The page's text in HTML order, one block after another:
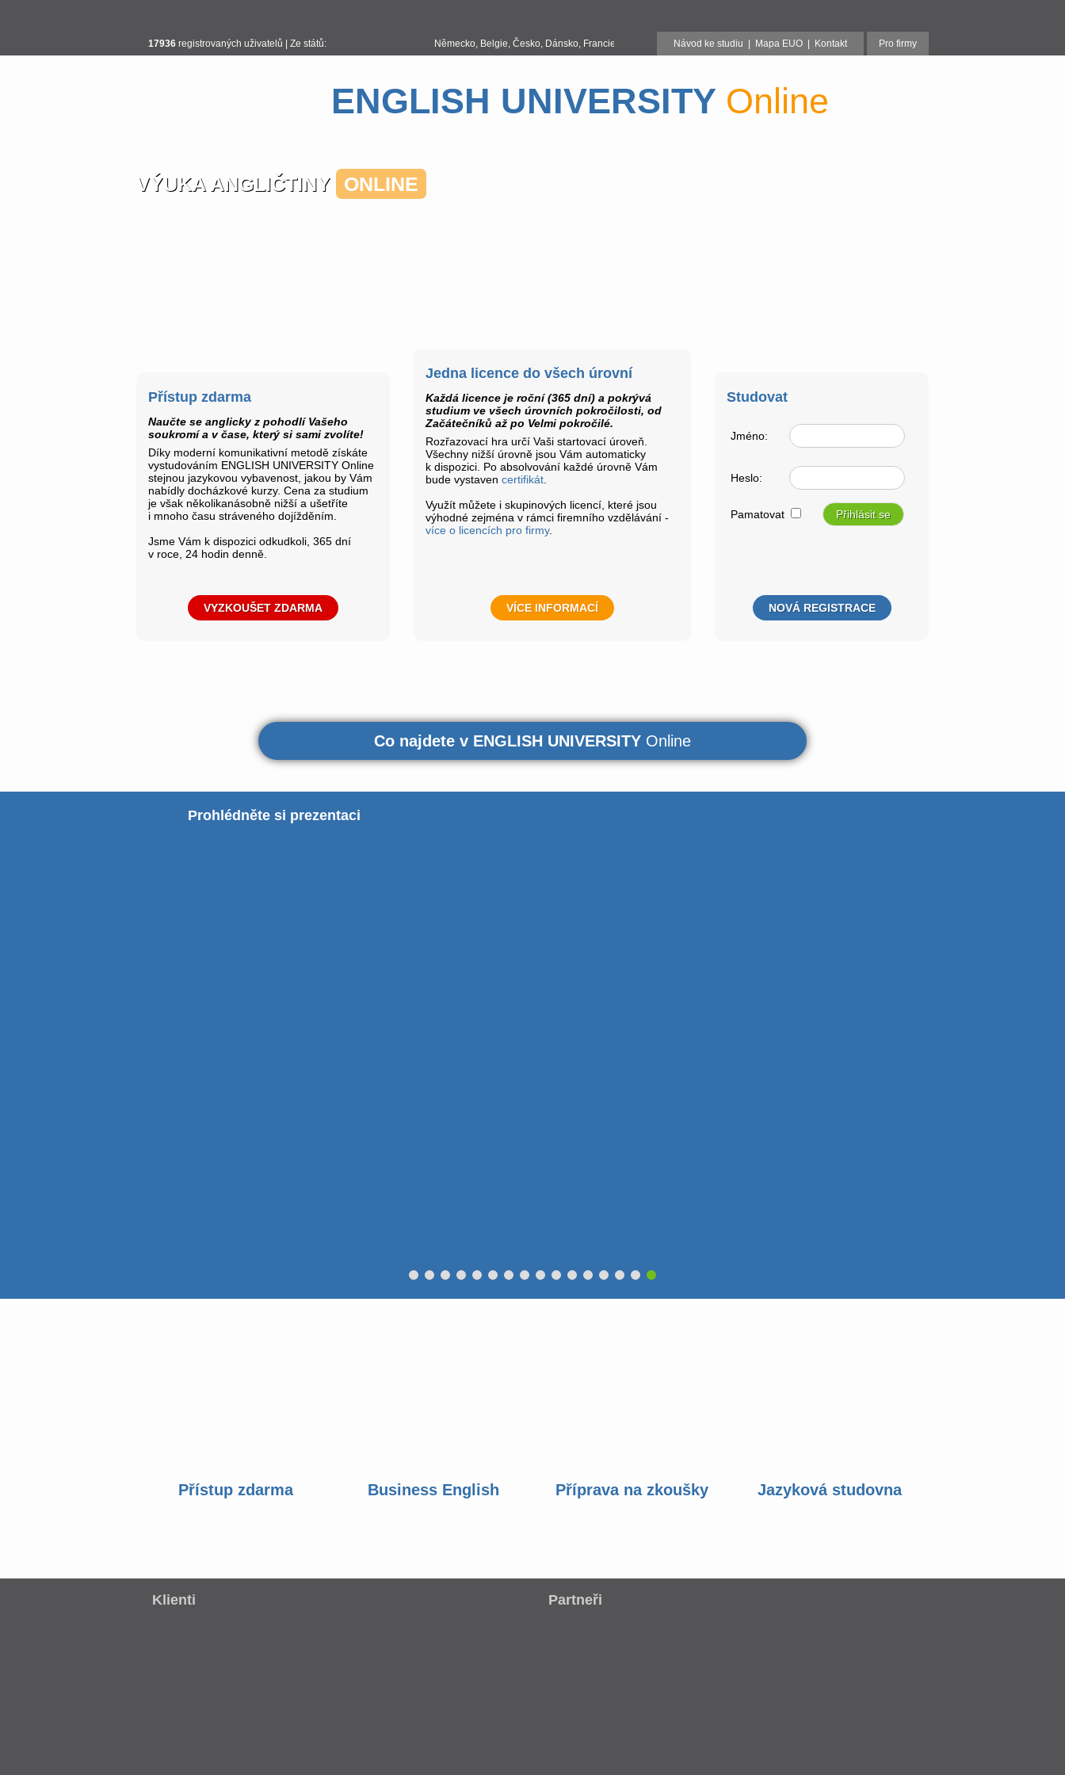
17936 registrovaných uživatelů | Ze států: Německo, Belgie, Česko, Dánsko, Francie, Řecko, Holandsko, Maďarsko, Itálie, Litva, Rusko, Srbsko, Slovensko, Španělsko, Turecko, Čína, Ukrajina,
Pro firmy
Návod ke studiu Mapa EUO Kontakt
ENGLISH UNIVERSITY Online
VÝUKA ANGLIČTINY ONLINE
Přístup zdarma
Naučte se anglicky z pohodlí Vašeho
soukromí a v čase, který si sami zvolíte!
Díky moderní komunikativní metodě získáte
vystudováním ENGLISH UNIVERSITY Online
stejnou jazykovou vybavenost, jakou by Vám
nabídly docházkové kurzy. Cena za studium
je však několikanásobně nižší a ušetříte
i mnoho času stráveného dojížděním.
Jsme Vám k dispozici odkudkoli, 365 dní
v roce, 24 hodin denně.
VYZKOUŠET ZDARMA
Jedna licence do všech úrovní
Každá licence je roční (365 dní) a pokrývá
studium ve všech úrovních pokročilosti, od
Začátečníků až po Velmi pokročilé.
Rozřazovací hra určí Vaši startovací úroveň.
Všechny nižší úrovně jsou Vám automaticky
k dispozici. Po absolvování každé úrovně Vám
bude vystaven certifikát
Využít můžete i skupinových licencí, které jsou
výhodné zejména v rámci firemního vzdělávání -
více o licencích pro firmy.
VÍCE INFORMACÍ
Studovat
Jméno:
Heslo:
Pamatovat
NOVÁ REGISTRACE
Co najdete v ENGLISH UNIVERSITY Online
Prohlédněte si prezentaci
Přístup zdarma Business English Příprava na zkoušky Jazyková studovna
Klienti Partneři